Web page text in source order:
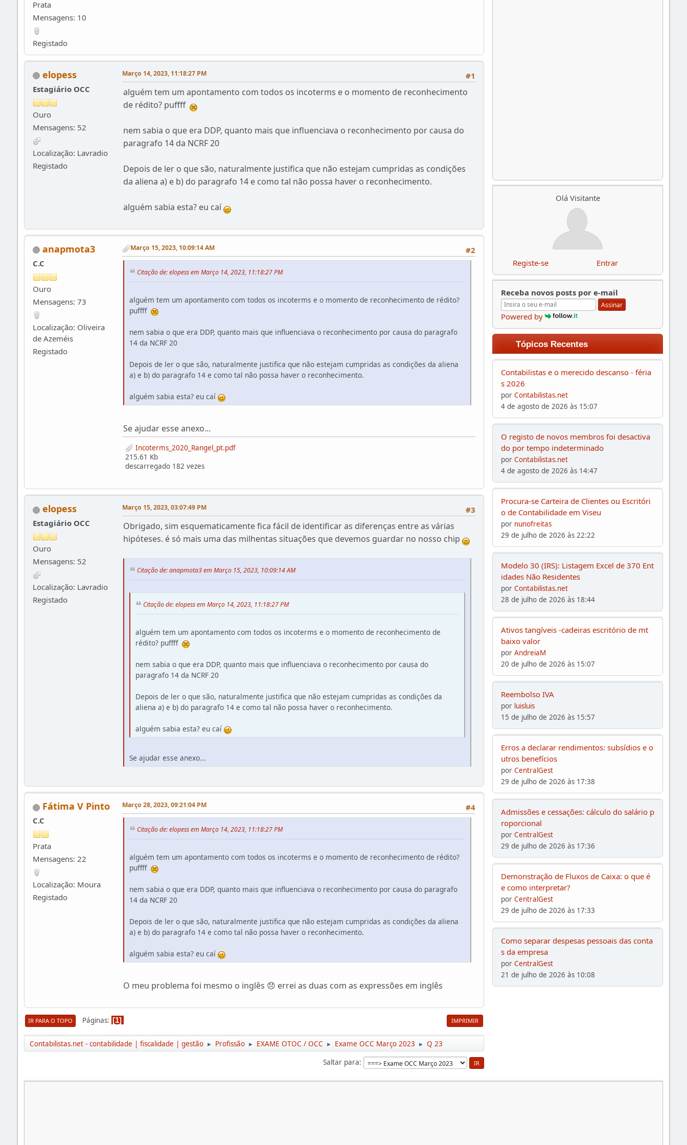
Prata
Mensagens: 10
Registado
elopess
Estagiário OCC
Ouro
Mensagens: 52
Localização: Lavradio
Registado
#1
Março 14, 2023, 11:18:27 PM
alguém tem um apontamento com todos os incoterms e o momento de reconhecimento
de rédito? puffff
nem sabia o que era DDP, quanto mais que influenciava o reconhecimento por causa do
paragrafo 14 da NCRF 20
Depois de ler o que são, naturalmente justifica que não estejam cumpridas as condições
da aliena a) e b) do paragrafo 14 e como tal não possa haver o reconhecimento.
alguém sabia esta? eu caí
anapmota3
C.C
Ouro
Mensagens: 73
Localização: Oliveira
de Azeméis
Registado
#2
Março 15, 2023, 10:09:14 AM
Citação de: elopess em Março 14, 2023, 11:18:27 PM
alguém tem um apontamento com todos os incoterms e o momento de reconhecimento de rédito?
puffff
nem sabia o que era DDP, quanto mais que influenciava o reconhecimento por causa do paragrafo
14 da NCRF 20
Depois de ler o que são, naturalmente justifica que não estejam cumpridas as condições da aliena
a) e b) do paragrafo 14 e como tal não possa haver o reconhecimento.
alguém sabia esta? eu caí
Se ajudar esse anexo...
Incoterms_2020_Rangel_pt.pdf
215.61 Kb
descarregado 182 vezes
elopess
Estagiário OCC
Ouro
Mensagens: 52
Localização: Lavradio
Registado
#3
Março 15, 2023, 03:07:49 PM
Obrigado, sim esquematicamente fica fácil de identificar as diferenças entre as várias
hipóteses. é só mais uma das milhentas situações que devemos guardar no nosso chip
Citação de: anapmota3 em Março 15, 2023, 10:09:14 AM
Citação de: elopess em Março 14, 2023, 11:18:27 PM
alguém tem um apontamento com todos os incoterms e o momento de reconhecimento de
rédito? puffff
nem sabia o que era DDP, quanto mais que influenciava o reconhecimento por causa do
paragrafo 14 da NCRF 20
Depois de ler o que são, naturalmente justifica que não estejam cumpridas as condições da
aliena a) e b) do paragrafo 14 e como tal não possa haver o reconhecimento.
alguém sabia esta? eu caí
Se ajudar esse anexo...
Fátima V Pinto
C.C
Prata
Mensagens: 22
Localização: Moura
Registado
#4
Março 28, 2023, 09:21:04 PM
Citação de: elopess em Março 14, 2023, 11:18:27 PM
alguém tem um apontamento com todos os incoterms e o momento de reconhecimento de rédito?
puffff
nem sabia o que era DDP, quanto mais que influenciava o reconhecimento por causa do paragrafo
14 da NCRF 20
Depois de ler o que são, naturalmente justifica que não estejam cumpridas as condições da aliena
a) e b) do paragrafo 14 e como tal não possa haver o reconhecimento.
alguém sabia esta? eu caí
O meu problema foi mesmo o inglês 😞 errei as duas com as expressões em inglês
IMPRIMIR
IR PARA O TOPO Páginas 1
Contabilistas.net - contabilidade | fiscalidade | gestão ► Profissão ► EXAME OTOC / OCC ► Exame OCC Março 2023 ►
Q 23
Saltar para
Olá Visitante
Registe-se Entrar
Receba novos posts por e-mail
Assinar
Powered by
Tópicos Recentes
Contabilistas e o merecido descanso - féria
s 2026
porContabilistas.net
4 de agosto de 2026 às 15:07
O registo de novos membros foi desactiva
do por tempo indeterminado
porContabilistas.net
4 de agosto de 2026 às 14:47
Procura-se Carteira de Clientes ou Escritóri
o de Contabilidade em Viseu
por nunofreitas
29 de julho de 2026 às 22:22
Modelo 30 (IRS): Listagem Excel de 370 Ent
idades Não Residentes
porContabilistas.net
28 de julho de 2026 às 18:44
Ativos tangíveis -cadeiras escritório de mt
baixo valor
porAndreiaM
20 de julho de 2026 às 15:07
Reembolso IVA
por luisluis
15 de julho de 2026 às 15:57
Erros a declarar rendimentos: subsídios e o
utros benefícios
porCentralGest
29 de julho de 2026 às 17:38
Admissões e cessações: cálculo do salário p
roporcional
porCentralGest
29 de julho de 2026 às 17:36
Demonstração de Fluxos de Caixa: o que é
e como interpretar?
porCentralGest
29 de julho de 2026 às 17:33
Como separar despesas pessoais das conta
s da empresa
porCentralGest
21 de julho de 2026 às 10:08